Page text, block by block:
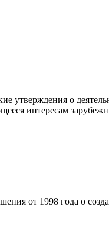
утверждения о
интересам
от 1998 года о